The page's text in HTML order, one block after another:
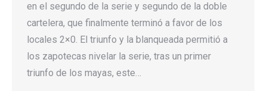
en el segundo de la serie y segundo de la doble
cartelera, que finalmente terminó a favor de los
locales 2×0. El triunfo y la blanqueada permitió a
los zapotecas nivelar la serie, tras un primer
triunfo de los mayas, este…